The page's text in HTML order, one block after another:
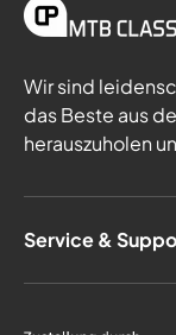
Wir sind
das Beste aus
herauszuholen
Service &